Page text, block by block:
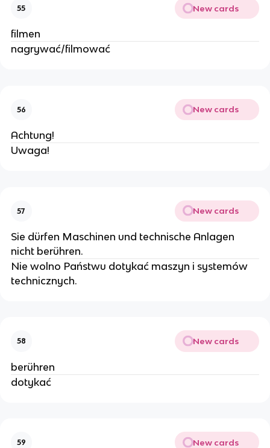
55 New cards
filmen
nagrywać/filmować
56 New cards
Achtung!
Uwaga!
57 New cards
Sie dürfen Maschinen und technische Anlagen
nicht berühren.
Nie wolno Państwu dotykać maszyn i systemów
technicznych.
58 New cards
berühren
dotykać
59 New cards